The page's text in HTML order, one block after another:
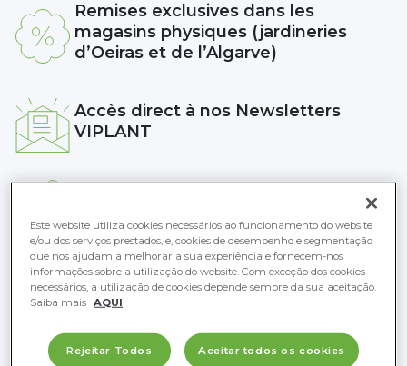
Remises exclusives dans les
magasins physiques (jardineries
d’Oeiras et de l’Algarve)
Accès direct à nos Newsletters
VIPLANT
Vous recevez régulièrement les
dernières nouvelles, promotions,
remises et informations sur les
événements et les concours dans
votre boîte mail
Este website utiliza cookies necessários ao funcionamento do website
e/ou dos serviços prestados, e, cookies de desempenho e segmentação
que nos ajudam a melhorar a sua experiência e fornecem-nos
informações sobre a utilização do website. Com exceção dos cookies
necessários, a utilização de cookies depende sempre da sua aceitação.
Saiba mais AQUI
Rejeitar Todos Aceitar todos os cookies